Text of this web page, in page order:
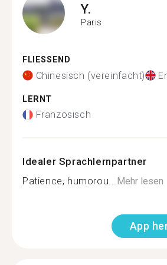
Y.
Paris
FLIESSEND
Chinesisch (vereinfacht)
LERNT
Französisch
Idealer Sprachlernpartner
Patience, humorou...Mehr lesen
App